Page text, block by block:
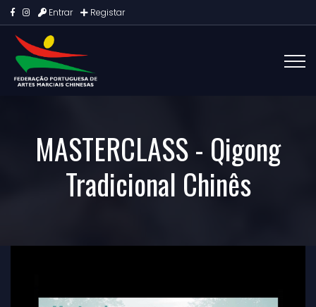
Entrar Registar
MASTERCLASS - Qigong
Tradicional Chinês